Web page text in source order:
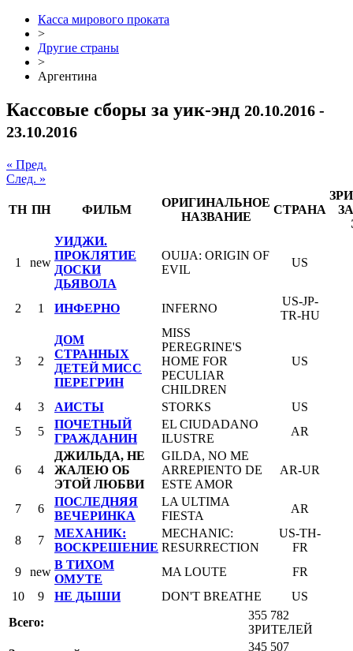
Касса мирового проката
>
Другие страны
>
Аргентина
Кассовые сборы за уик-энд 20.10.2016 -
23.10.2016
« Пред.
След. »
ТН ПН ФИЛЬМ
ОРИГИНАЛЬНОЕ
НАЗВАНИЕ
СТРАНА
1 new
УИДЖИ.
ПРОКЛЯТИЕ
ДОСКИ
ДЬЯВОЛА
OUIJA: ORIGIN OF
EVIL
US
2 1 ИНФЕРНО INFERNO
US-JP-
TR-HU
3 2
ДОМ
СТРАННЫХ
ДЕТЕЙ МИСС
ПЕРЕГРИН
MISS
PEREGRINE'S
HOME FOR
PECULIAR
CHILDREN
US
4 3 АИСТЫ STORKS
US
5
5
ПОЧЕТНЫЙ
ГРАЖДАНИН
EL CIUDADANO
ILUSTRE
AR
6 4
ДЖИЛЬДА, НЕ
ЖАЛЕЮ ОБ
ЭТОЙ ЛЮБВИ
GILDA, NO ME
ARREPIENTO DE
ESTE AMOR
AR-UR
7 6
ПОСЛЕДНЯЯ
ВЕЧЕРИНКА
LA ULTIMA
FIESTA
AR
8 7
МЕХАНИК:
ВОСКРЕШЕНИЕ
MECHANIC:
RESURRECTION
US-TH-
FR
9
new
В ТИХОМ
ОМУТЕ
MA LOUTE
FR
10
9 НЕ ДЫШИ DON'T BREATHE
US
Всего:
355 782
ЗРИТЕЛЕЙ
345 507